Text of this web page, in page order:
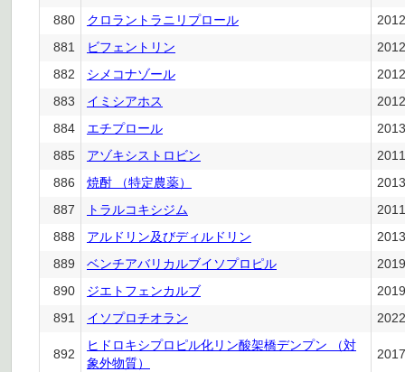
880
クロラントラニリプロール
881
ビフェントリン
882
シメコナゾール
883
イミシアホス
884
エチプロール
885
アゾキシストロビン
886
焼酎 （特定農薬）
887
トラルコキシジム
888
アルドリン及びディルドリン
889
ベンチアバリカルブイソプロピル
890
ジエトフェンカルブ
891
イソプロチオラン
892
ヒドロキシプロピル化リン酸架橋デンプン （対
象外物質）